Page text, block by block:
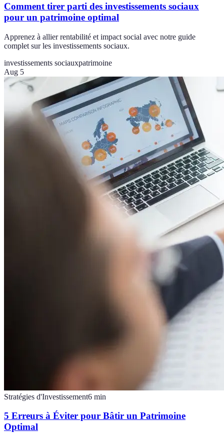
Comment tirer parti des investissements sociaux
pour un patrimoine optimal
Apprenez à allier rentabilité et impact social avec notre guide
complet sur les investissements sociaux.
investissements sociauxpatrimoine
Aug 5
Stratégies d'Investissement6 min
5 Erreurs à Éviter pour Bâtir un Patrimoine
Optimal